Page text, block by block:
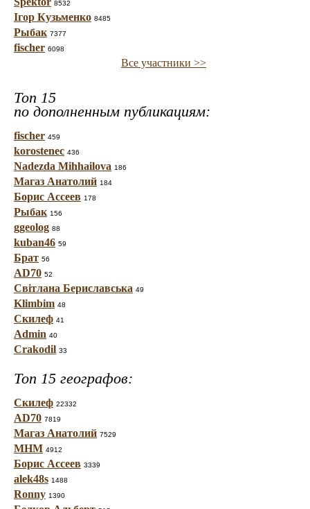
8532
Ігор Кузьменко 8485
Рыбак 7377
fischer 6098
Все участники >>
Топ 15
по дополненным публикациям:
fischer 459
korostenec 436
Nadezda Mihhailova 186
Магаз Анатолий 184
Борис Ассеев 178
Рыбак 156
ggeolog 88
kuban46 59
Брат 56
AD70 52
Світлана Бериславська 49
Klimbim 48
Скилеф 41
Admin 40
Crakodil 33
Топ 15 географов:
Скилеф 22332
AD70 7819
Магаз Анатолий 7529
МНМ 4912
Борис Ассеев 3339
alek48s 1488
Ronny 1390